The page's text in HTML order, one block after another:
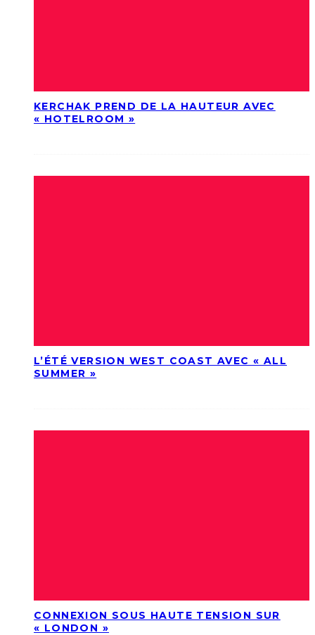
KERCHAK PREND DE LA HAUTEUR AVEC
« HOTELROOM »
L’ÉTÉ VERSION WEST COAST AVEC « ALL
SUMMER »
CONNEXION SOUS HAUTE TENSION SUR
« LONDON »